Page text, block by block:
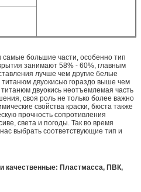
самые большие части, особенно тип
занимают 58% - 60%, главным
лучше чем другие белые
двуокисью гораздо выше чем
двуокись неотъемлемая часть
своя роль не только более важно
свойства краски, бюста также
прочность сопротивления
света и погоды. Так во время
выбрать соответствующие тип и
качественные: Пластмасса, ПВК,